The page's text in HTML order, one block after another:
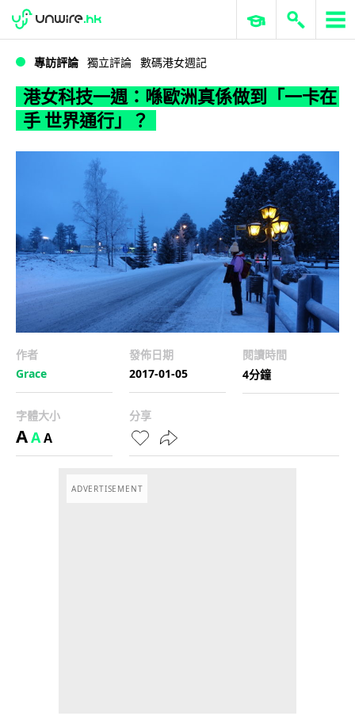
WWDC 2026 ERP 與商業 AI
專訪評論 獨立評論 數碼港女週記
港女科技一週：喺歐洲真係做到「一卡在
手 世界通行」？
作者
Grace
發佈日期
2017-01-05
閱讀時間
4分鐘
字體大小
AAA
分享
ADVERTISEMENT